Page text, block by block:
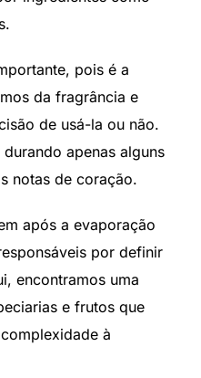
pois é a
da fragrância e
de usá-la ou não.
apenas alguns
notas de coração.
após a evaporação
por definir
encontramos uma
e frutos que
à